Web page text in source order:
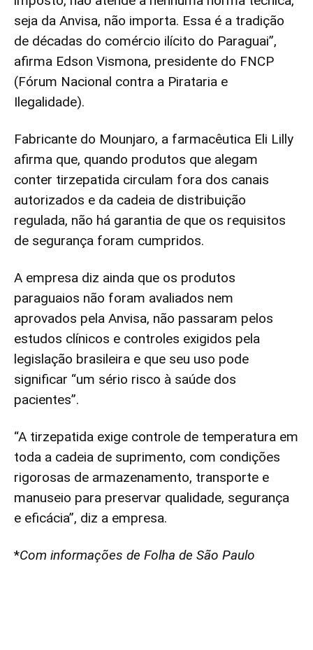
seja da Anvisa, não importa. Essa é a tradição
de décadas do comércio ilícito do Paraguai”,
afirma Edson Vismona, presidente do FNCP
(Fórum Nacional contra a Pirataria e
Ilegalidade).
Fabricante do Mounjaro, a farmacêutica Eli Lilly
afirma que, quando produtos que alegam
conter tirzepatida circulam fora dos canais
autorizados e da cadeia de distribuição
regulada, não há garantia de que os requisitos
de segurança foram cumpridos.
A empresa diz ainda que os produtos
paraguaios não foram avaliados nem
aprovados pela Anvisa, não passaram pelos
estudos clínicos e controles exigidos pela
legislação brasileira e que seu uso pode
significar “um sério risco à saúde dos
pacientes”.
“A tirzepatida exige controle de temperatura em
toda a cadeia de suprimento, com condições
rigorosas de armazenamento, transporte e
manuseio para preservar qualidade, segurança
e eficácia”, diz a empresa.
*Com informações de Folha de São Paulo